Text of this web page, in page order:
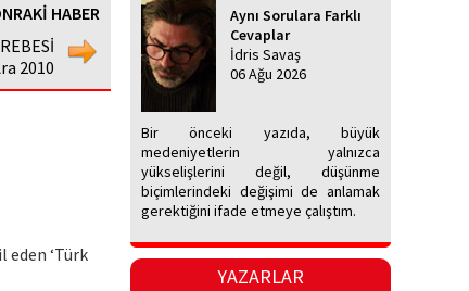
HABER
2010
eden ‘Türk
Aynı Sorulara Farklı
Cevaplar
İdris Savaş
06 Ağu 2026
Bir önceki yazıda, büyük
medeniyetlerin yalnızca
yükselişlerini değil, düşünme
biçimlerindeki değişimi de anlamak
gerektiğini ifade etmeye çalıştım.
YAZARLAR